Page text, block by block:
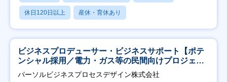
休日120日以上 産休・育休あり
ビジネスプロデューサー・ビジネスサポート【ポテ
ンシャル採用／電力・ガス等の民間向けプロジェク
ト推進】
パーソルビジネスプロセスデザイン株式会社